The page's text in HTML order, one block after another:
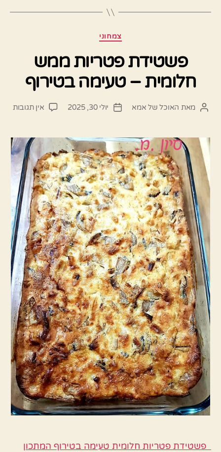
קטגוריותצמחוני
פשטידת פטריות ממש
חלומית – טעימה בטירוף
המחבר
מאת האוכל של אמא
תאריך
יולי 30, 2025 אין תגובות
–
פשטידת פטריות חלומית טעימה בטירוף המתכון